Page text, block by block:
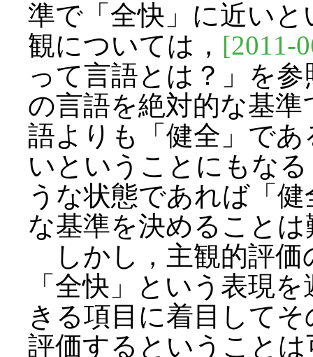
準で「全快」に近い
観については， [2011-
って言語とは？」を
の言語を絶対的な基
語よりも「健全」で
いということにもな
うな状態であれば「
な基準を決めること
しかし，主観的評価
「全快」という表現
きる項目に着目して
評価するということ